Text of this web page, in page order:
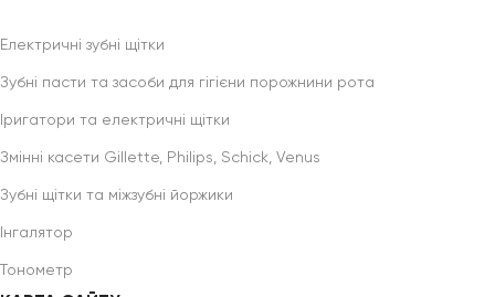
Електричні зубні щітки
Зубні пасти та засоби для гігієни порожнини рота
Іригатори та електричні щітки
Змінні касети Gillette, Philips, Schick, Venus
Зубні щітки та міжзубні йоржики
Інгалятор
Тонометр